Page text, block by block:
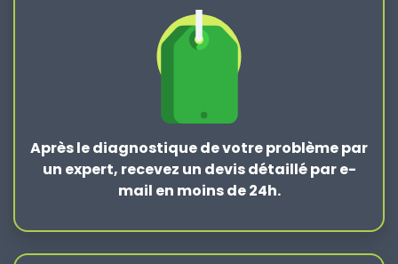
Après lediagnostique de votre problèmepar
un expert, recevez un devis détaillé par e-
mail en moins de 24h.